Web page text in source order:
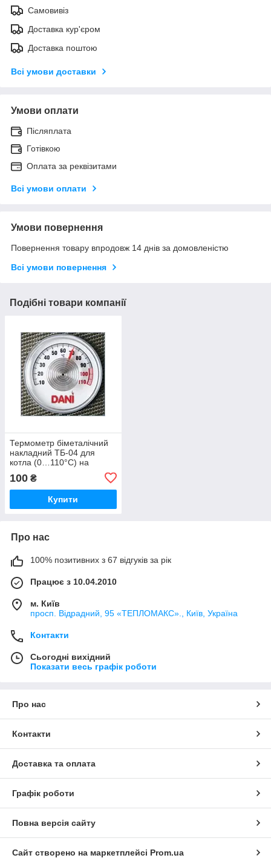
Самовивіз
Доставка кур'єром
Доставка поштою
Всі умови доставки
Умови оплати
Післяплата
Готівкою
Оплата за реквізитами
Всі умови оплати
Умови повернення
Повернення товару впродовж 14 днів за домовленістю
Всі умови повернення
Подібні товари компанії
Термометр біметалічний
накладний ТБ-04 для
котла (0…110°C) на
100 ₴
Купити
Про нас
100% позитивних з 67 відгуків за рік
Працює з 10.04.2010
м. Київ
просп. Відрадний, 95 «ТЕПЛОМАКС»., Київ, Україна
Контакти
Сьогодні вихідний
Показати весь графік роботи
Про нас
Контакти
Доставка та оплата
Графік роботи
Повна версія сайту
Сайт створено на маркетплейсі Prom.ua